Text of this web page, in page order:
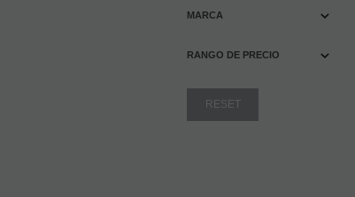
MARCA
RANGO DE PRECIO